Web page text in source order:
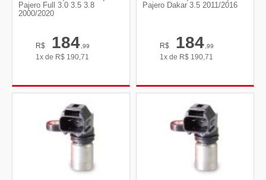
Pajero Full 3.0 3.5 3.8
2000/2020
R$ 184,99
1x de R$ 190,71
Pajero Dakar 3.5 2011/2016
R$ 184,99
1x de R$ 190,71